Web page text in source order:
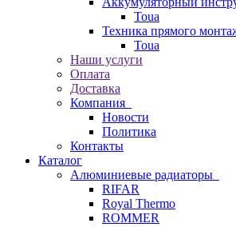
Toua
Техника прямого
Toua
Наши услуги
Оплата
Доставка
Компания
Новости
Политика
Контакты
Каталог
Алюминиевые радиаторы
RIFAR
Royal Thermo
ROMMER